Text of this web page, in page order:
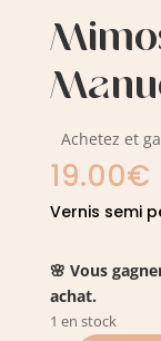
Achetez et
19.00€
Vernis semi
🌸 Vous
achat.
1 en stock